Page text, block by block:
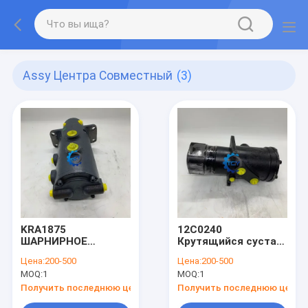
Assy Центра Совместный (3)
KRA1875
ШАРНИРНОЕ
ЦЕНТРАЛЬНОГО
ШАРНИРА
ЭКСКАВАТОРА-
ПОГРУЗЧИКА В
Цена:200-500
MOQ:1
Получить последнюю цену
12C0240
Крутящийся сустав
CLG925D
Цена:200-500
MOQ:1
Получить последнюю цену